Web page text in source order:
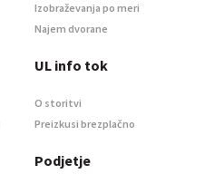
Izobraževanja po meri
Najem dvorane
UL info tok
O storitvi
Preizkusi brezplačno
Podjetje